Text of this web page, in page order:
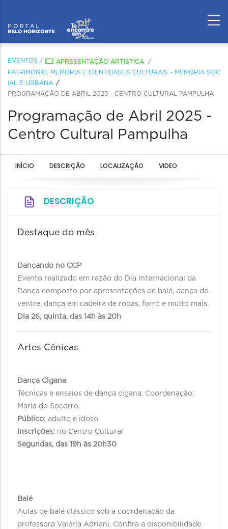
EVENTOS / APRESENTAÇÃO ARTÍSTICA
/
PATRIMÔNIO, MEMÓRIA E IDENTIDADES CULTURAIS - MEMÓRIA SOC
IAL E URBANA
PROGRAMAÇÃO DE ABRIL 2025 - CENTRO CULTURAL PAMPULHA
Programação de Abril 2025 -
Centro Cultural Pampulha
INÍCIO DESCRIÇÃO LOCALIZAÇÃO VIDEO
DESCRIÇÃO
Destaque do mês
Dançando no CCP
Evento realizado em razão do Dia Internacional da
Dança composto por apresentações de balé, dança do
ventre, dança em cadeira de rodas, forró e muito mais.
Dia 26, quinta, das 14h às 20h
Artes Cênicas
Dança Cigana
Técnicas e ensaios de dança cigana. Coordenação:
Maria do Socorro.
Público: adulto e idoso
Inscrições: no Centro Cultural
Segundas, das 19h às 20h30
Balé
Aulas de balé clássico sob a coordenação da
professora Valéria Adriani. Confira a disponibilidade